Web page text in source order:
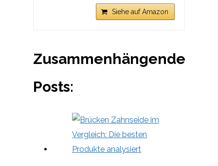
Siehe auf Amazon
Zusammenhängende
Posts: